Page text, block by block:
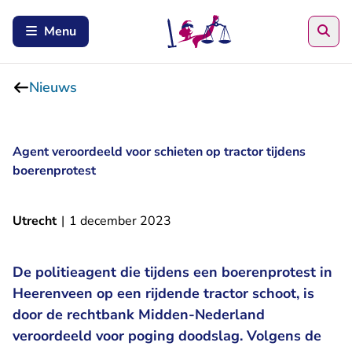
Menu
Nieuws
Agent veroordeeld voor schieten op tractor tijdens
boerenprotest
Utrecht | 1 december 2023
De politieagent die tijdens een boerenprotest in
Heerenveen op een rijdende tractor schoot, is
door de rechtbank Midden-Nederland
veroordeeld voor poging doodslag. Volgens de